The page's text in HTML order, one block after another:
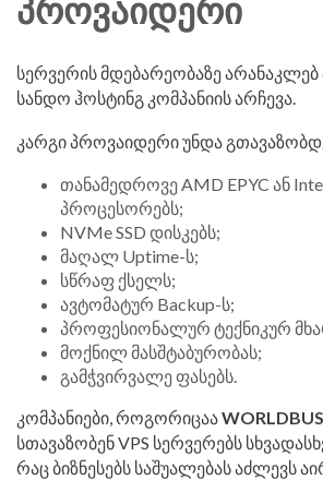
ᲞᲠᲝᲕᲐᲘᲓᲔᲠᲘ
სერვერის მდებარეობაზე არანაკლებ
სანდო ჰოსტინგ კომპანიის არჩევა.
კარგი პროვაიდერი უნდა
თანამედროვე AMD EPYC ან
პროცესორებს;
NVMe SSD დისკებს;
მაღალ Uptime-ს;
სწრაფ ქსელს;
ავტომატურ Backup-ს;
პროფესიონალურ ტექნიკურ
მოქნილ მასშტაბურობას;
გამჭვირვალე ფასებს.
კომპანიები, როგორიცააWORLDBUS
სთავაზობენ VPS სერვერებს
რაც ბიზნესებს საშუალებას აძლევს